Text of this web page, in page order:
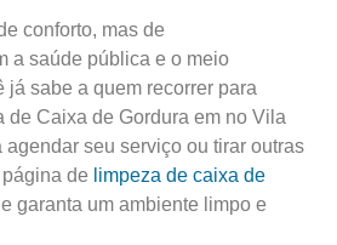
conforto, mas de
a saúde pública e o meio
já sabe a quem recorrer para
de Caixa de Gordura em no Vila
agendar seu serviço ou tirar outras
de limpeza de caixa de
e garanta um ambiente limpo e